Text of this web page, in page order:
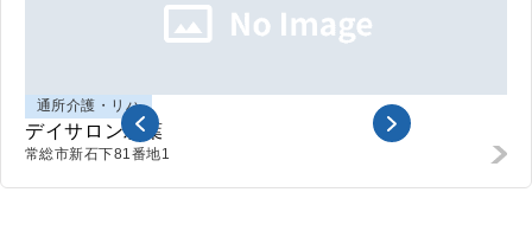
通所介護・リハ
デイサロン彩葉
常総市新石下81番地1